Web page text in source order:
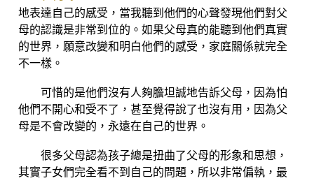
地表達自己的感受，當我聽到他們的心聲發現他們對父
母的認識是非常到位的。如果父母真的能聽到他們真實
的世界，願意改變和明白他們的感受，家庭關係就完全
不一樣。
可惜的是他們沒有人夠膽坦誠地告訴父母，因為怕
他們不開心和受不了，甚至覺得說了也沒有用，因為父
母是不會改變的，永遠在自己的世界。
很多父母認為孩子總是扭曲了父母的形象和思想，
其實子女們完全看不到自己的問題，所以非常偏執，最